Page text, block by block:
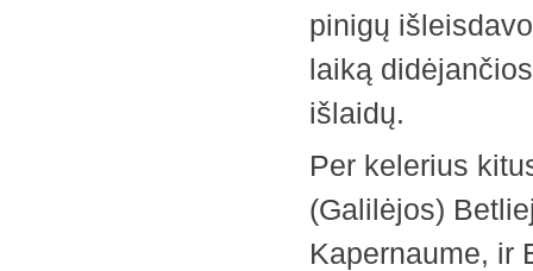
pinigų
laiką
išlaidų.
Per kelerius
(Galilėjos)
Kapernaume, ir